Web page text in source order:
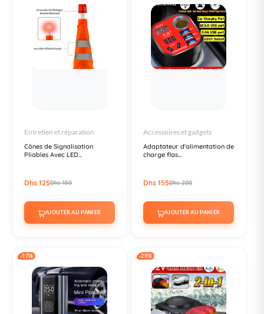
Entretien et réparation
Cônes de Signalisation
Pliables Avec LED...
Dhs 125Dhs 150
AJOUTER AU PANIER
Accessoires et gadgets
Adaptateur d'alimentation de
charge flas...
Dhs 155Dhs 200
AJOUTER AU PANIER
-17% -29%